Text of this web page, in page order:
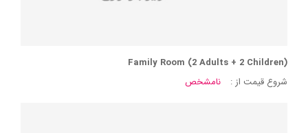
Family Room (2 Adults + 2 Children)
شروع قیمت از :
نامشخص